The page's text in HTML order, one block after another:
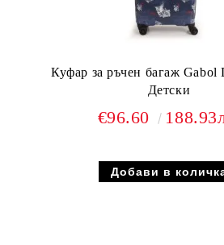
Куфар за ръчен багаж Gabol
Детски
€96.60